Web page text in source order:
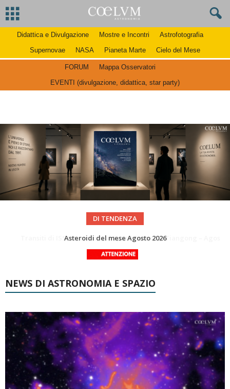
Didattica e Divulgazione Mostre e Incontri
Astrofotografia
Supernovae
NASA Pianeta Marte Cielo del Mese
FORUM
Mappa Osservatori
EVENTI (divulgazione, didattica, star party)
DI TENDENZA
La Luna del Mese – Agosto 2026
NEWS DI ASTRONOMIA E SPAZIO